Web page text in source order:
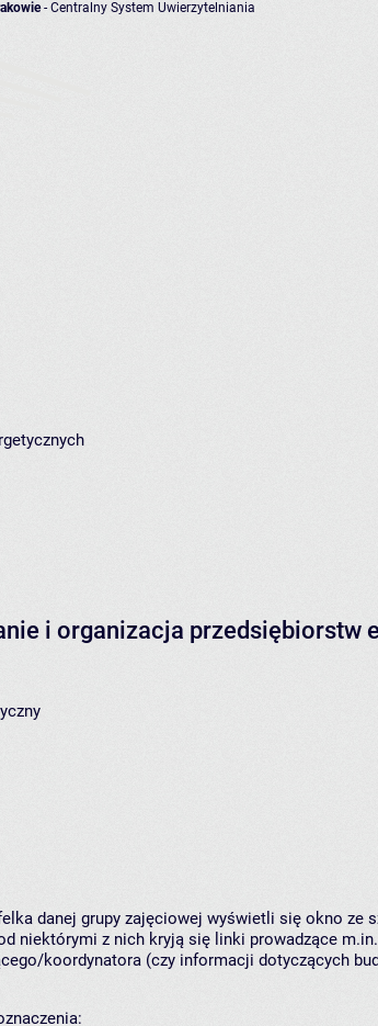
- Centralny System Uwierzytelniania
i organizacja przedsiębiorstw
danej grupy zajęciowej wyświetli się okno ze
niektórymi z nich kryją się linki prowadzące
koordynatora (czy informacji dotyczących